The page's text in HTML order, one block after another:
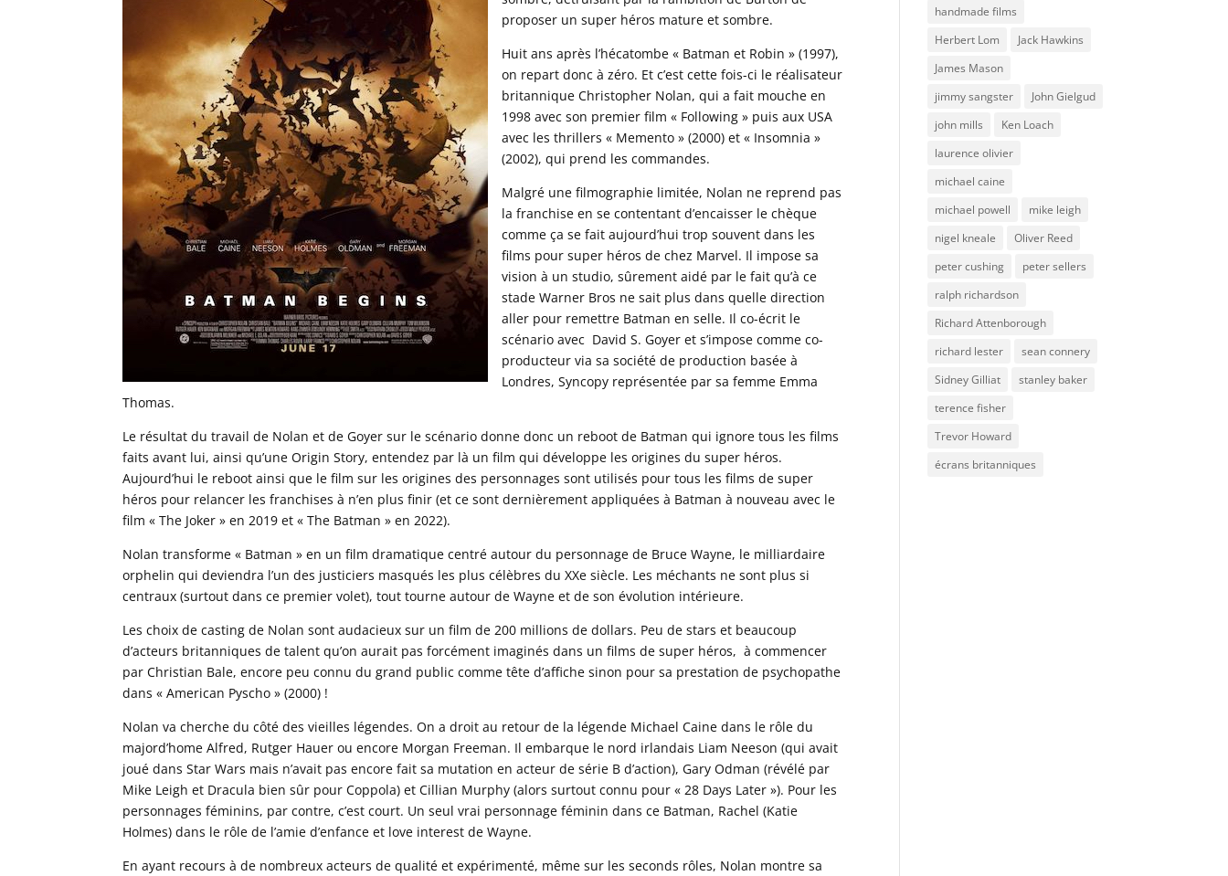
proposer un super héros mature et sombre.
Huit ans après l’hécatombe « Batman et Robin » (1997),
on repart donc à zéro. Et c’est cette fois-ci le réalisateur
britannique Christopher Nolan, qui a fait mouche en
1998 avec son premier film « Following » puis aux USA
avec les thrillers « Memento » (2000) et « Insomnia »
(2002), qui prend les commandes.
Malgré une filmographie limitée, Nolan ne reprend pas
la franchise en se contentant d’encaisser le chèque
comme ça se fait aujourd’hui trop souvent dans les
films pour super héros de chez Marvel. Il impose sa
vision à un studio, sûrement aidé par le fait qu’à ce
stade Warner Bros ne sait plus dans quelle direction
aller pour remettre Batman en selle. Il co-écrit le
scénario avec David S. Goyer et s’impose comme co-
producteur via sa société de production basée à
Londres, Syncopy représentée par sa femme Emma
Thomas.
Le résultat du travail de Nolan et de Goyer sur le scénario donne donc un reboot de Batman qui ignore tous les films
faits avant lui, ainsi qu’une Origin Story, entendez par là un film qui développe les origines du super héros.
Aujourd’hui le reboot ainsi que le film sur les origines des personnages sont utilisés pour tous les films de super
héros pour relancer les franchises à n’en plus finir (et ce sont dernièrement appliquées à Batman à nouveau avec le
film « The Joker » en 2019 et « The Batman » en 2022).
Nolan transforme « Batman » en un film dramatique centré autour du personnage de Bruce Wayne, le milliardaire
orphelin qui deviendra l’un des justiciers masqués les plus célèbres du XXe siècle. Les méchants ne sont plus si
centraux (surtout dans ce premier volet), tout tourne autour de Wayne et de son évolution intérieure.
Les choix de casting de Nolan sont audacieux sur un film de 200 millions de dollars. Peu de stars et beaucoup
d’acteurs britanniques de talent qu’on aurait pas forcément imaginés dans un films de super héros, à commencer
par Christian Bale, encore peu connu du grand public comme tête d’affiche sinon pour sa prestation de psychopathe
dans « American Pyscho » (2000) !
Nolan va cherche du côté des vieilles légendes. On a droit au retour de la légende Michael Caine dans le rôle du
majord’home Alfred, Rutger Hauer ou encore Morgan Freeman. Il embarque le nord irlandais Liam Neeson (qui avait
joué dans Star Wars mais n’avait pas encore fait sa mutation en acteur de série B d’action), Gary Odman (révélé par
Mike Leigh et Dracula bien sûr pour Coppola) et Cillian Murphy (alors surtout connu pour « 28 Days Later »). Pour les
personnages féminins, par contre, c’est court. Un seul vrai personnage féminin dans ce Batman, Rachel (Katie
Holmes) dans le rôle de l’amie d’enfance et love interest de Wayne.
En ayant recours à de nombreux acteurs de qualité et expérimenté, même sur les seconds rôles, Nolan montre sa
handmade films
Herbert Lom
Jack Hawkins
James Mason
jimmy sangster
John Gielgud
john mills
Ken Loach
laurence olivier
michael caine
michael powell
mike leigh
nigel kneale
Oliver Reed
peter cushing
peter sellers
ralph richardson
Richard Attenborough
richard lester
sean connery
Sidney Gilliat
stanley baker
terence fisher
Trevor Howard
écrans britanniques